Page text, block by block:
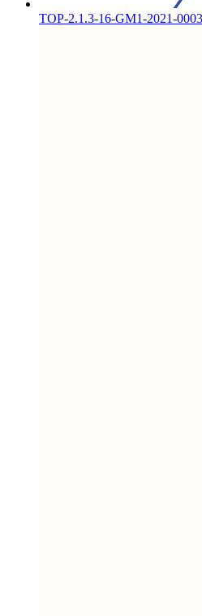
TOP-2.1.3-16-GM1-2021-